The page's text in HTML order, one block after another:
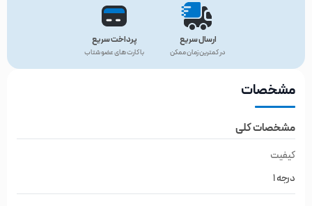
ارسال سریع
در کمترین زمان ممکن
پرداخت سریع
با کارت های عضو شتاب
مشخصات
مشخصات کلی
کیفیت
درجه 1